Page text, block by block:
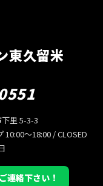
東久留米
里 5-3-3
〜18:00 / CLOSED
連絡下さい！